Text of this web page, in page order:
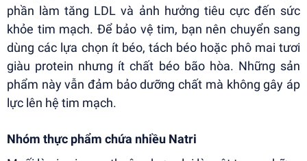
phần làm tăng LDL và ảnh hưởng tiêu cực đến sức
khỏe tim mạch. Để bảo vệ tim, bạn nên chuyển sang
dùng các lựa chọn ít béo, tách béo hoặc phô mai tươi
giàu protein nhưng ít chất béo bão hòa. Những sản
phẩm này vẫn đảm bảo dưỡng chất mà không gây áp
lực lên hệ tim mạch.
Nhóm thực phẩm chứa nhiều Natri